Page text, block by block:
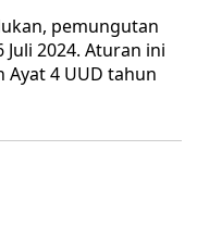
pemungutan
2024. Aturan ini
Ayat 4 UUD tahun